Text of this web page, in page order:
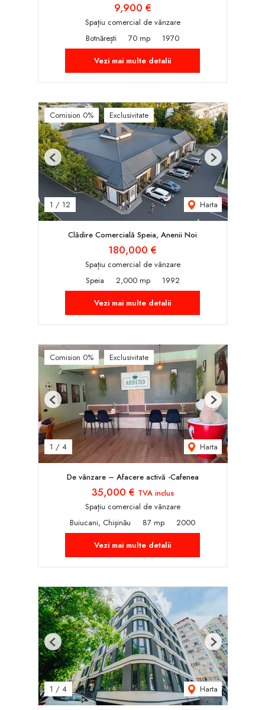
9,900 €
Spațiu comercial de vânzare
Botnărești
70 mp
1970
Vezi mai multe detalii
Comision 0% Exclusivitate
1 / 12 Harta
Previous Next
Clădire Comercială Speia, Anenii Noi
180,000 €
Spațiu comercial de vânzare
Speia
2,000 mp
1992
Vezi mai multe detalii
Comision 0% Exclusivitate
1 / 4 Harta
Previous Next
De vânzare – Afacere activă -Cafenea
35,000 € TVA inclus
Spațiu comercial de vânzare
Buiucani, Chișinău
87 mp
2000
Vezi mai multe detalii
1 / 4 Harta
Previous Next